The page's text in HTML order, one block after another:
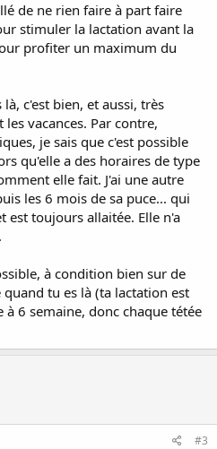
de ne rien faire à part faire
stimuler la lactation avant la
profiter un maximum du
c'est bien, et aussi, très
vacances. Par contre,
je sais que c'est possible
qu'elle a des horaires de type
elle fait. J'ai une autre
les 6 mois de sa puce... qui
est toujours allaitée. Elle n'a
à condition bien sur de
tu es là (ta lactation est
6 semaine, donc chaque tétée
#3